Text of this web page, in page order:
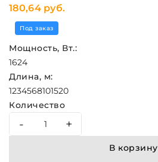
180,64 руб.
Под заказ
Мощность, Вт.:
1624
Длина, м:
1234568101520
Количество
- +
В корзину